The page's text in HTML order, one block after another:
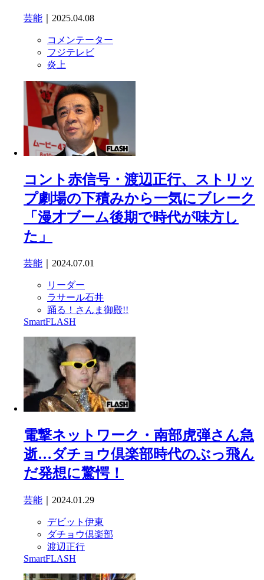
芸能 ｜2025.04.08
コメンテーター
フジテレビ
炎上
コント赤信号・渡辺正行、ストリッ
プ劇場の下積みから一気にブレーク
「漫才ブーム後期で時代が味方し
た」
芸能 ｜2024.07.01
リーダー
ラサール石井
踊る！さんま御殿!!
SmartFLASH
電撃ネットワーク・南部虎弾さん急
逝…ダチョウ倶楽部時代のぶっ飛ん
だ発想に驚愕！
芸能 ｜2024.01.29
デビット伊東
ダチョウ倶楽部
渡辺正行
SmartFLASH